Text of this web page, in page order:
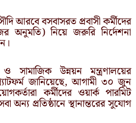
আরবে বসবাসরত প্রবাসী কর্মীদের
অনুমতি) নিয়ে জরুরি নির্দেশনা
সামাজিক উন্নয়ন মন্ত্রণালয়ের
জানিয়েছে, আগামী ৩০ জুন
কর্মীদের ওয়ার্ক পারমিট
অন্য প্রতিষ্ঠানে স্থানান্তরের সুযোগ